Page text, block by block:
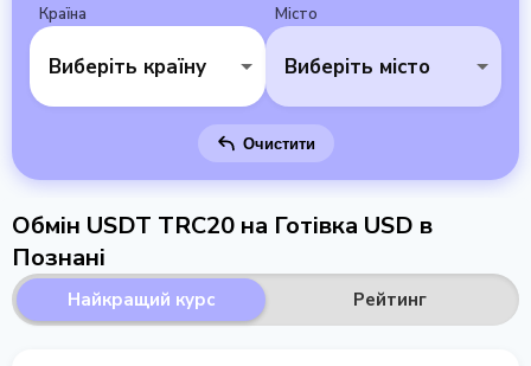
Країна
Виберіть країну
Місто
Виберіть місто
Очистити
Обмін USDT TRC20 на Готівка USD в
Познані
Найкращий курс Рейтинг